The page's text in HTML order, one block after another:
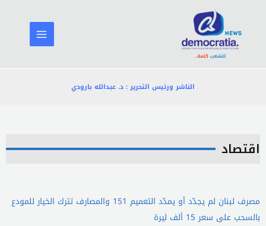
المحتوى
الناشر ورئيس التحرير : د. عبدالله بارودي
اقتصاد
مصرف لبنان لم يجدّد أو يمدّد التعميم 151 والمصارف تترك الخيار للمودع
بالسحب على سعر 15 ألف ليرة